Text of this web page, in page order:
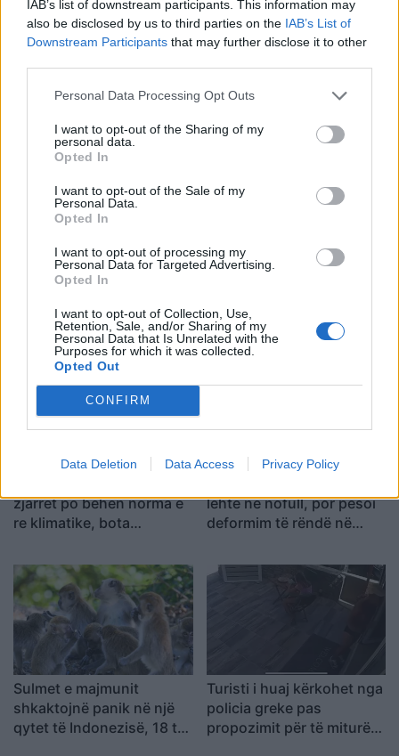
IAB’s list of downstream participants. This information may
also be disclosed by us to third parties on the IAB’s List of
Downstream Participants that may further disclose it to other
Personal Data Processing Opt Outs
I want to opt-out of the Sharing of my
personal data.
Opted In
I want to opt-out of the Sale of my
Personal Data.
Opted In
I want to opt-out of processing my
Personal Data for Targeted Advertising.
Opted In
I want to opt-out of Collection, Use,
Retention, Sale, and/or Sharing of my
Personal Data that Is Unrelated with the
Purposes for which it was collected.
Opted Out
CONFIRM
Data Deletion Data Access Privacy Policy
Greqi , i vihet , vrasja , zjarri
Rusia goditet nga një
ukrainas, përfshihet nga
flakët rafineria dhe
plagosen 5 persona
me origjinë shqiptare
përballet me sulm racist
pas paralajmërimit për
zjarret po bëhen norma e
re klimatike, bota
lehtë në nofull, por pësoi
deformim të rëndë në
modele
Sulmet e majmunit
shkaktojnë panik në një
qytet të Indonezisë, 18 të
Turisti i huaj kërkohet nga
policia greke pas
propozimit për të miturën